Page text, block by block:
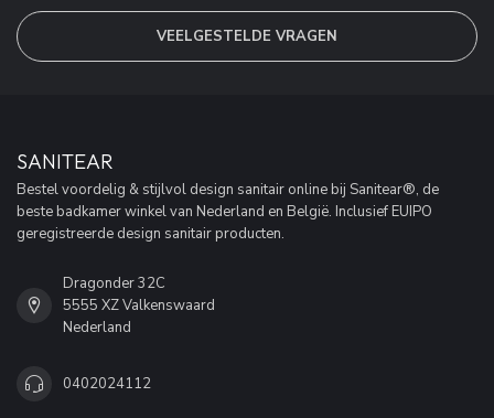
VEELGESTELDE VRAGEN
SANITEAR
Bestel voordelig & stijlvol design sanitair online bij Sanitear®, de
beste badkamer winkel van Nederland en België. Inclusief EUIPO
geregistreerde design sanitair producten.
Dragonder 32C
5555 XZ Valkenswaard
Nederland
0402024112